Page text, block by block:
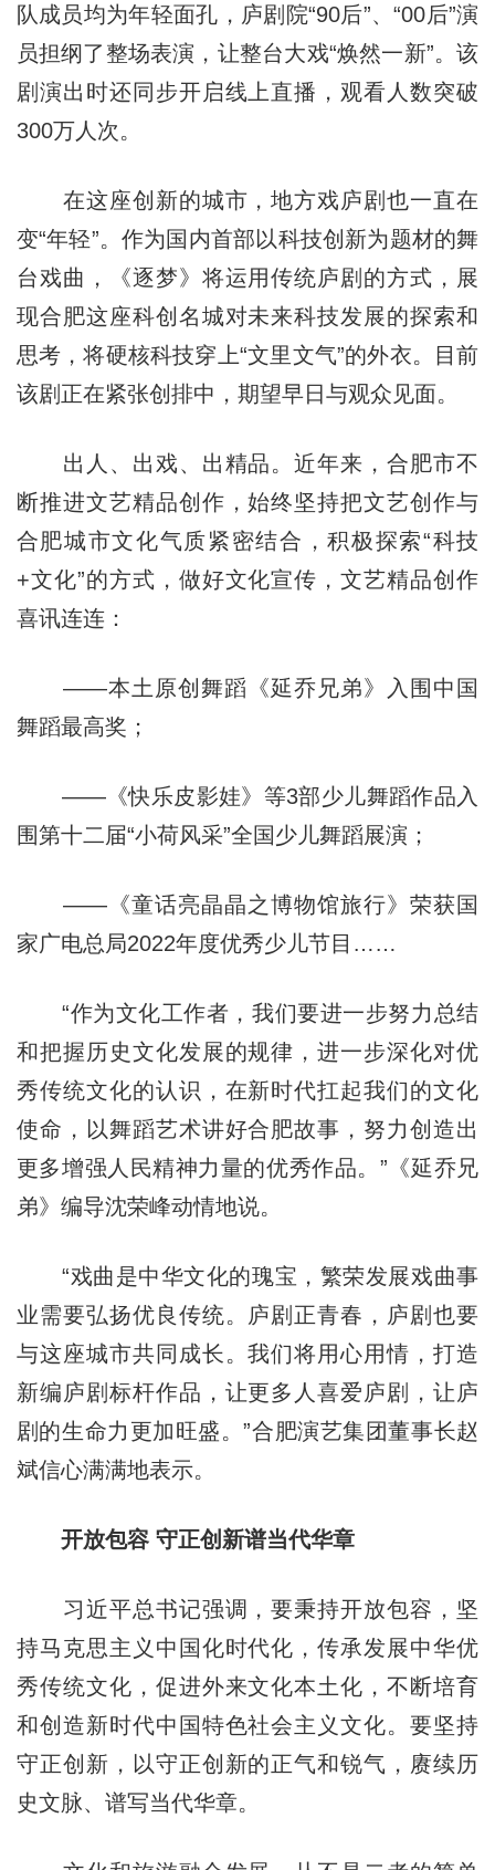
队成员均为年轻面孔，庐剧院“90后”、“00后”演
员担纲了整场表演，让整台大戏“焕然一新”。该
剧演出时还同步开启线上直播，观看人数突破
300万人次。
在这座创新的城市，地方戏庐剧也一直在
变“年轻”。作为国内首部以科技创新为题材的舞
台戏曲，《逐梦》将运用传统庐剧的方式，展
现合肥这座科创名城对未来科技发展的探索和
思考，将硬核科技穿上“文里文气”的外衣。目前
该剧正在紧张创排中，期望早日与观众见面。
出人、出戏、出精品。近年来，合肥市不
断推进文艺精品创作，始终坚持把文艺创作与
合肥城市文化气质紧密结合，积极探索“科技
+文化”的方式，做好文化宣传，文艺精品创作
喜讯连连：
——本土原创舞蹈《延乔兄弟》入围中国
舞蹈最高奖；
——《快乐皮影娃》等3部少儿舞蹈作品入
围第十二届“小荷风采”全国少儿舞蹈展演；
——《童话亮晶晶之博物馆旅行》荣获国
家广电总局2022年度优秀少儿节目……
“作为文化工作者，我们要进一步努力总结
和把握历史文化发展的规律，进一步深化对优
秀传统文化的认识，在新时代扛起我们的文化
使命，以舞蹈艺术讲好合肥故事，努力创造出
更多增强人民精神力量的优秀作品。”《延乔兄
弟》编导沈荣峰动情地说。
“戏曲是中华文化的瑰宝，繁荣发展戏曲事
业需要弘扬优良传统。庐剧正青春，庐剧也要
与这座城市共同成长。我们将用心用情，打造
新编庐剧标杆作品，让更多人喜爱庐剧，让庐
剧的生命力更加旺盛。”合肥演艺集团董事长赵
斌信心满满地表示。
开放包容 守正创新谱当代华章
习近平总书记强调，要秉持开放包容，坚
持马克思主义中国化时代化，传承发展中华优
秀传统文化，促进外来文化本土化，不断培育
和创造新时代中国特色社会主义文化。要坚持
守正创新，以守正创新的正气和锐气，赓续历
史文脉、谱写当代华章。